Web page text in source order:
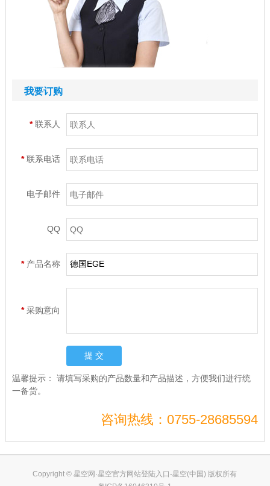
我要订购
*联系人
*联系电话
电子邮件
QQ
* 产品名称
*采购意向
温馨提示： 请填写采购的产品数量和产品描述，方便我们进行统
一备货。
咨询热线：0755-28685594
Copyright © 星空网·星空官方网站登陆入口-星空(中国) 版权所有